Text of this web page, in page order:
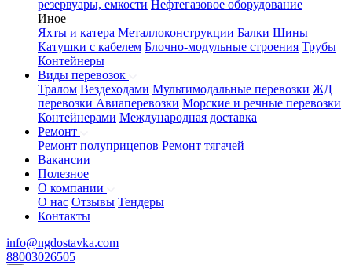
резервуары, емкости Нефтегазовое оборудование
Иное
Яхты и катера Металлоконструкции Балки Шины
Катушки с кабелем Блочно-модульные строения Трубы
Контейнеры
Виды перевозок
Тралом Вездеходами Мультимодальные перевозки ЖД
перевозки Авиаперевозки Морские и речные перевозки
Контейнерами Международная доставка
Ремонт
Ремонт полуприцепов Ремонт тягачей
Вакансии
Полезное
О компании
О нас Отзывы Тендеры
Контакты
info@ngdostavka.com
88003026505